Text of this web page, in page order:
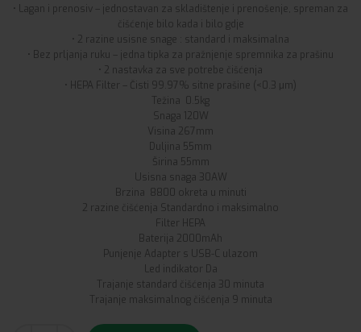
• Lagan i prenosiv – jednostavan za skladištenje i prenošenje, spreman za
čišćenje bilo kada i bilo gdje
• 2 razine usisne snage : standard i maksimalna
• Bez prljanja ruku – jedna tipka za pražnjenje spremnika za prašinu
• 2 nastavka za sve potrebe čišćenja
• HEPA Filter – Čisti 99.97% sitne prašine (<0.3 μm)
Težina 0.5kg
Snaga 120W
Visina 267mm
Duljina 55mm
Širina 55mm
Usisna snaga 30AW
Brzina 8800 okreta u minuti
2 razine čišćenja Standardno i maksimalno
Filter HEPA
Baterija 2000mAh
Punjenje Adapter s USB-C ulazom
Led indikator Da
Trajanje standard čišćenja 30 minuta
Trajanje maksimalnog čišćenja 9 minuta